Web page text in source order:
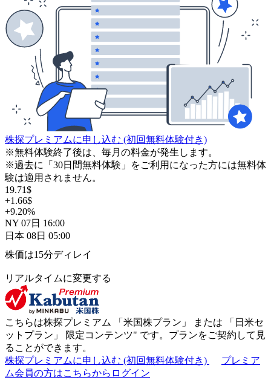
株探プレミアムに申し込む (初回無料体験付き)
※無料体験終了後は、毎月の料金が発生します。
※過去に「30日間無料体験」をご利用になった方には無料体
験は適用されません。
19.71$
+1.66$
+9.20%
NY 07日 16:00
日本 08日 05:00
株価は15分ディレイ
リアルタイムに変更する
こちらは株探プレミアム 「 米国株プラン 」 または 「 日米セ
ットプラン 」 限定コンテンツ" です。プランをご契約して見
ることができます。
株探プレミアムに申し込む (初回無料体験付き)
プレミア
ム会員の方はこちらからログイン